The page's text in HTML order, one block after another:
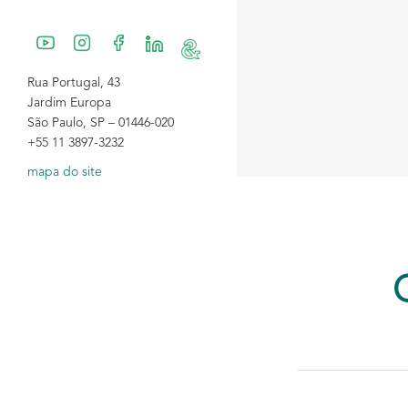
Rua Portugal, 43
Jardim Europa
São Paulo, SP – 01446-020
+55 11 3897-3232
mapa do site